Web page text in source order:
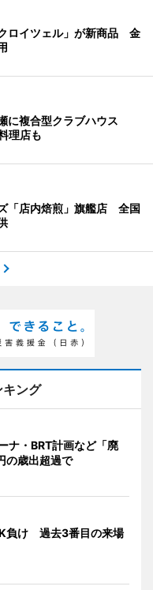
ロイツェル」が新商品 金
に複合型クラブハウス
理店も
「店内焙煎」旗艦店 全国
キング
ナ・BRT計画など「廃
歳出超過で
負け 過去3番目の来場